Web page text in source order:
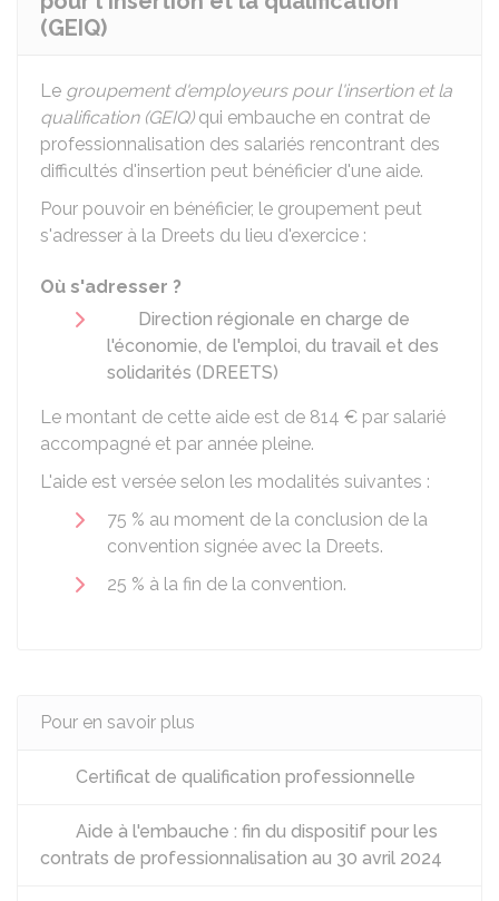
(GEIQ)
Le groupement d'employeurs pour l'insertion et la
qualification (GEIQ)qui embauche en contrat de
professionnalisation des salariés rencontrant des
difficultés d'insertion peut bénéficier d'une aide.
Pour pouvoir en bénéficier, le groupement peut
s'adresser à la Dreets du lieu d'exercice :
Où s'adresser ?
Direction régionale en charge de
l'économie, de l'emploi, du travail et des
solidarités (DREETS)
Le montant de cette aide est de 814 € par salarié
accompagné et par année pleine.
L'aide est versée selon les modalités suivantes :
75 % au moment de la conclusion de la
convention signée avec la Dreets.
25 % à la fin de la convention.
Pour en savoir plus
Certificat de qualification professionnelle
Aide à l'embauche : fin du dispositif pour les
contrats de professionnalisation au 30 avril 2024